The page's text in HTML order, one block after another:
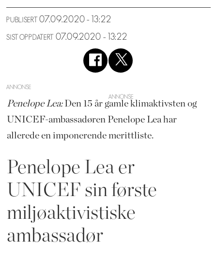
PUBLISERT 07.09.2020 - 13:22
SIST OPPDATERT 07.09.2020 - 13:22
ANNONSE
Penelope Lea:Den 15 år gamle klimaktivsten og
UNICEF-ambassadøren Penelope Lea har
allerede en imponerende merittliste.
Penelope Lea er
UNICEF sin første
miljøaktivistiske
ambassadør